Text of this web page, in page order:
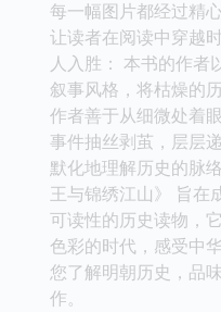
每一幅图片都经过精
让读者在阅读中穿越
人入胜： 本书的作者
叙事风格，将枯燥的
作者善于从细微处着
事件抽丝剥茧，层层
默化地理解历史的脉
王与锦绣江山》 旨在
可读性的历史读物，
色彩的时代，感受中
您了解明朝历史，品
作。